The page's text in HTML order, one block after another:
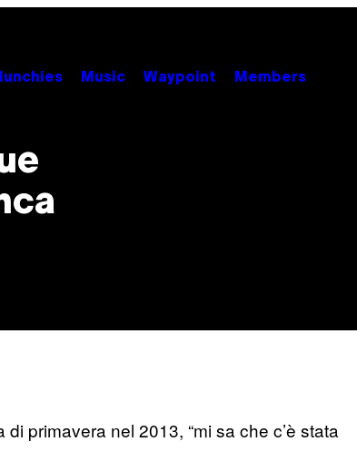
Music Waypoint Members
primavera nel 2013, “mi sa che c’è stata